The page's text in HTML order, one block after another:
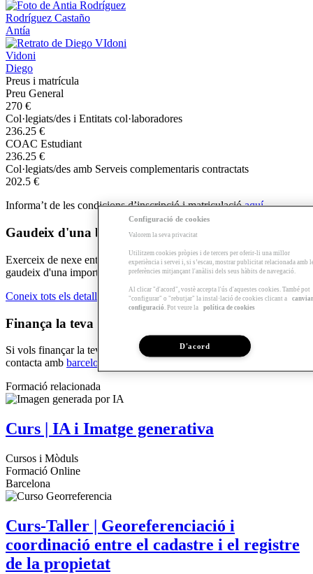
Rodríguez Castaño
Antía
Vidoni
Diego
Preus i matrícula
Preu General
270 €
Col·legiats/des i Entitats col·laboradores
236.25 €
COAC Estudiant
236.25 €
Col·legiats/des amb Serveis complementaris contractats
202.5 €
Informa’t de les condicions d’inscripció i matriculacióaquí.
Gaudeix d'una beca si et fas delegat/da!
Exerceix de nexe entre l'escola, els docents i els teus companys i
gaudeix d'una important beca per desenvolupar aquestes tasques.
Coneix tots els detalls de la beca
Finança la teva formació!
Si vols finançar la teva formació amb elPréstec formació Sert
contacta amb barcelona@arquia.eso truca al 93 4826850.
Formació relacionada
Curs | IA i Imatge generativa
Cursos i Mòduls
Formació Online
Barcelona
Curs-Taller | Georeferenciació i
coordinació entre el cadastre i el registre
de la propietat
Configuració de cookies
Valorem la seva privacitat
Utilitzem cookies pròpies i de tercers per oferir-li una millor
experiència i servei i, si s’escau, mostrar publicitat relacionada amb
preferències mitjançant l'anàlisi dels seus hàbits de navegació.
Al clicar "d'acord", vostè accepta l'ús d'aquestes cookies. També pot
"configurar" o "rebutjar" la instal·lació de cookies clicant a
canviar
configuració . Pot veure la política de cookies
D'acord